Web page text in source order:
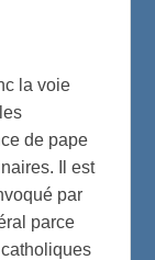
la voie
de pape
Il est
par
parce